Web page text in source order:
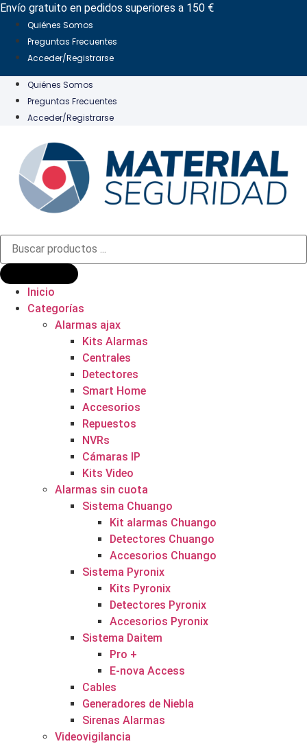
Ir
contenido
Envío gratuito en pedidos superiores a 150 €
Quiénes Somos
Preguntas Frecuentes
Acceder/Registrarse
Quiénes Somos
Preguntas Frecuentes
Acceder/Registrarse
Búsqueda
productos
Inicio
Categorías
Alarmas ajax
Kits Alarmas
Centrales
Detectores
Smart Home
Accesorios
Repuestos
NVRs
Cámaras IP
Kits Video
Alarmas sin cuota
Sistema Chuango
Kit alarmas Chuango
Detectores Chuango
Accesorios Chuango
Sistema Pyronix
Kits Pyronix
Detectores Pyronix
Accesorios Pyronix
Sistema Daitem
Pro +
E-nova Access
Cables
Generadores de Niebla
Sirenas Alarmas
Videovigilancia